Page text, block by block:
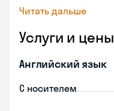
Читать дальше
Услуги и цены
Английский язык
С носителем